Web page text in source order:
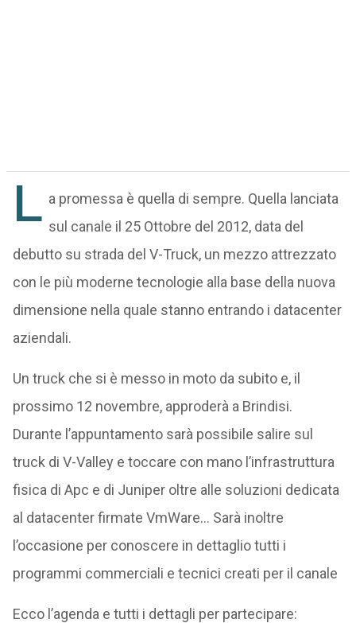
L a promessa è quella di sempre. Quella lanciata
sul canale il 25 Ottobre del 2012, data del
debutto su strada del V-Truck, un mezzo attrezzato
con le più moderne tecnologie alla base della nuova
dimensione nella quale stanno entrando i datacenter
aziendali.
Un truck che si è messo in moto da subito e, il
prossimo 12 novembre, approderà a Brindisi.
Durante l’appuntamento sarà possibile salire sul
truck di V-Valley e toccare con mano l’infrastruttura
fisica di Apc e di Juniper oltre alle soluzioni dedicata
al datacenter firmate VmWare… Sarà inoltre
l’occasione per conoscere in dettaglio tutti i
programmi commerciali e tecnici creati per il canale
Ecco l’agenda e tutti i dettagli per partecipare: